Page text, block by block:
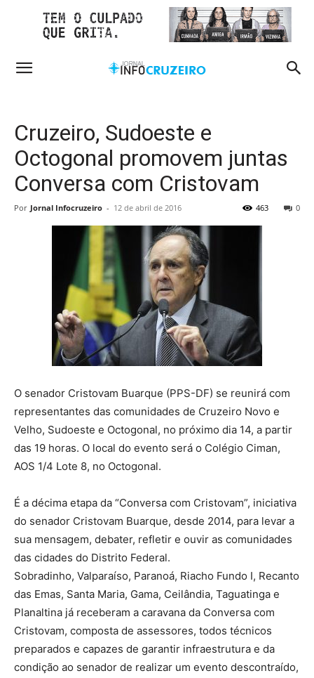
Cruzeiro, Sudoeste e
Octogonal promovem juntas
Conversa com Cristovam
Por Jornal Infocruzeiro - 12 de abril de 2016 0
463
O senador Cristovam Buarque (PPS-DF) se reunirá com
representantes das comunidades de Cruzeiro Novo e
Velho, Sudoeste e Octogonal, no próximo dia 14, a partir
das 19 horas. O local do evento será o Colégio Ciman,
AOS 1/4 Lote 8, no Octogonal.
É a décima etapa da “Conversa com Cristovam”, iniciativa
do senador Cristovam Buarque, desde 2014, para levar a
sua mensagem, debater, refletir e ouvir as comunidades
das cidades do Distrito Federal.
Sobradinho, Valparaíso, Paranoá, Riacho Fundo I, Recanto
das Emas, Santa Maria, Gama, Ceilândia, Taguatinga e
Planaltina já receberam a caravana da Conversa com
Cristovam, composta de assessores, todos técnicos
preparados e capazes de garantir infraestrutura e da
condição ao senador de realizar um evento descontraído,